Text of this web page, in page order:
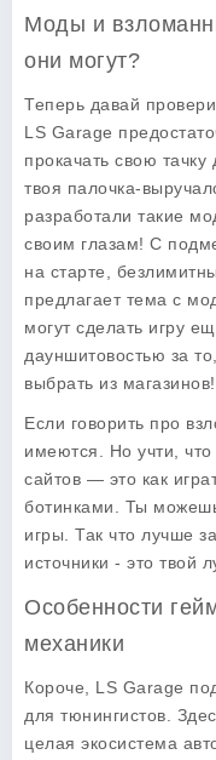
Моды и
они могут?
Теперь давай
LS Garage
прокачать свою
твоя палочка-
разработали такие
своим глазам! С
на старте,
предлагает тема с
могут сделать игру
дауншитовостью за
выбрать из магазинов!
Если говорить про
имеются. Но учти,
сайтов — это как
ботинками. Ты
игры. Так что лучше
источники - это твой
Особенности
механики
Короче, LS Garage
для тюнингистов.
целая экосистема